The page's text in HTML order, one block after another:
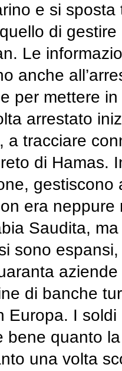
e si
di
Le
anche
per mettere
arrestato
a tracciare
di Hamas.
era
Saudita,
sono
di banche
Europa. I
bene quanto
una volta